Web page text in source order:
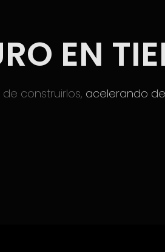
EN
construirlos, acelerando